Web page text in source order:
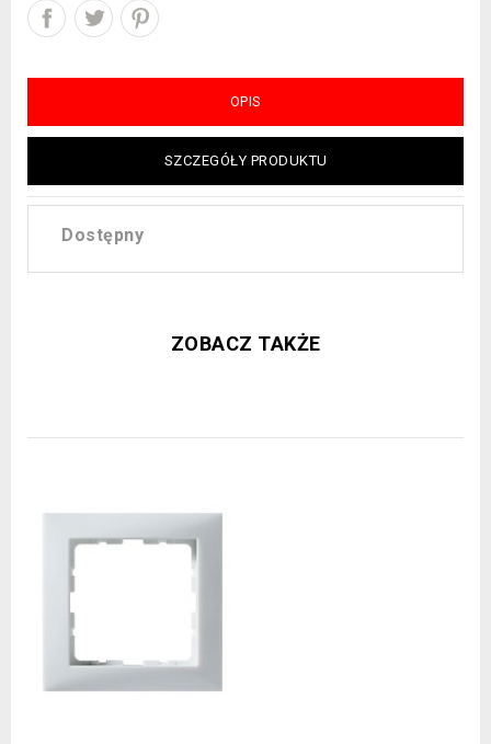
OPIS
SZCZEGÓŁY PRODUKTU
Dostępny
ZOBACZ TAKŻE